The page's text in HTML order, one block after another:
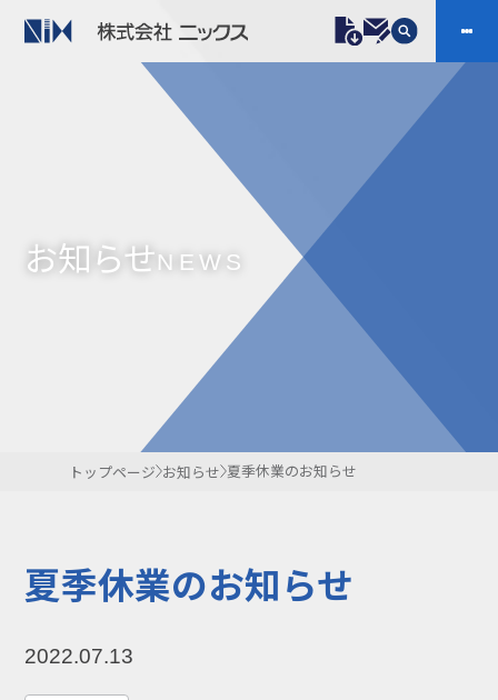
プラスチックファスナー 機構部品
ケーブルマーカー
樹脂継手、配管施工
防虫忌避製品ARINIX
プリント基板実装関連
会社案内
IR
お問い合わせ 開発・導入実績
よくあるご質問
NIXのサスティナ
環境負荷物質調
お知らせNEWS
トップページ お知らせ 夏季休業のお知らせ
夏季休業のお知らせ
2022.07.13